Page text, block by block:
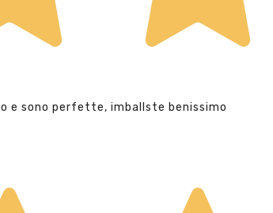
e sono perfette, imballste benissimo